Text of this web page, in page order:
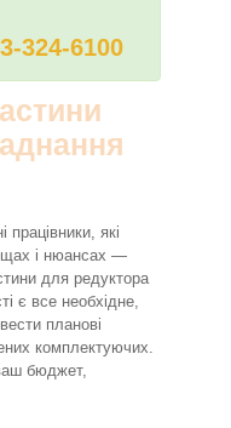
324-6100
працівники, які
і нюансах —
для редуктора
є все необхідне,
планові
комплектуючих.
бюджет,